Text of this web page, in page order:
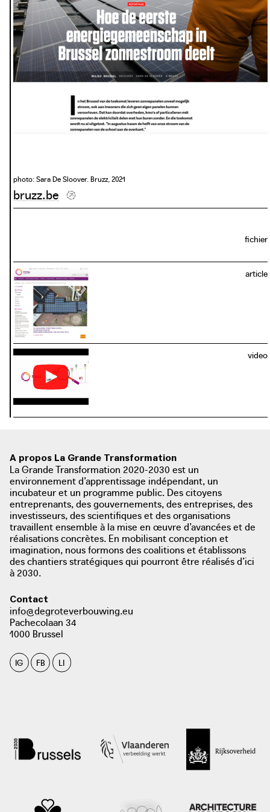
économiques et écologiques. La simplification du partage
de l’énergie avec le voisinage accroît également la
participation à la transition vers une énergie durable.
photo: Sara De Sloover. Bruzz, 2021
bruzz.be
fichier
article
photo: Sibelga, 2020
video
A propos La Grande Transformation
La Grande Transformation 2020-2030 est un
environnement d’apprentissage indépendant, un
incubateur et un programme public. Des citoyens
entreprenants, des gouvernements, des entreprises, des
investisseurs, des scientifiques et des organisations
travaillent ensemble à la mise en œuvre d’avancées et de
réalisations concrètes. En mobilisant conception et
imagination, nous formons des coalitions et établissons
des chantiers stratégiques qui pourront être réalisés d’ici
à 2030.
Contact
info@degroteverbouwing.eu
Pachecolaan 34
1000 Brussel
IG FB LI